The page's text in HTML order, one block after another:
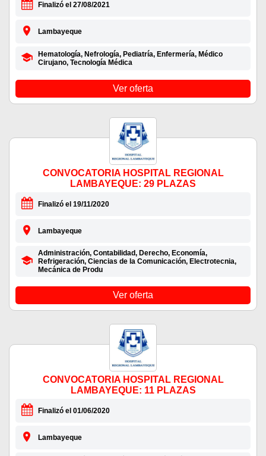
Finalizó el 27/08/2021
Lambayeque
Hematología, Nefrología, Pediatría, Enfermería, Médico
Cirujano, Tecnología Médica
Ver oferta
CONVOCATORIA HOSPITAL REGIONAL
LAMBAYEQUE: 29 PLAZAS
Finalizó el 19/11/2020
Lambayeque
Administración, Contabilidad, Derecho, Economía,
Refrigeración, Ciencias de la Comunicación, Electrotecnia,
Mecánica de Produ
Ver oferta
CONVOCATORIA HOSPITAL REGIONAL
LAMBAYEQUE: 11 PLAZAS
Finalizó el 01/06/2020
Lambayeque